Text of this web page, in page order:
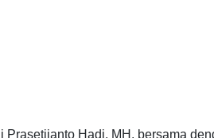
Prasetijanto Hadi, MH, bersama